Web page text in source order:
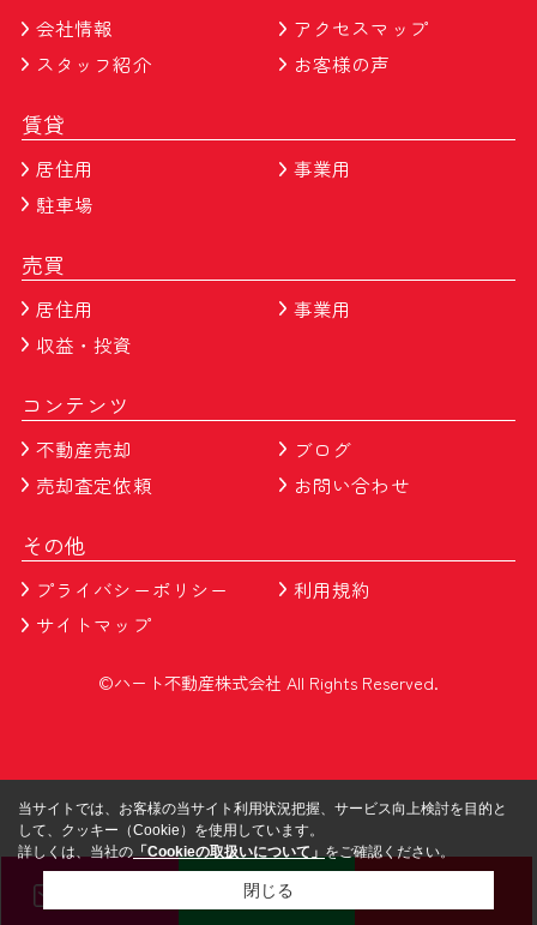
LINE
会社情報
アクセスマップ
スタッフ紹介
お客様の声
賃貸
居住用
事業用
駐車場
売買
居住用
事業用
収益・投資
コンテンツ
不動産売却
ブログ
売却査定依頼
お問い合わせ
その他
プライバシーポリシー
利用規約
サイトマップ
©ハート不動産株式会社 All Rights Reserved.
当サイトでは、お客様の当サイト利用状況把握、サービス向上検討を目的と
して、クッキー（Cookie）を使用しています。
詳しくは、当社の 「Cookieの取扱いについて」 をご確認ください。
閉じる